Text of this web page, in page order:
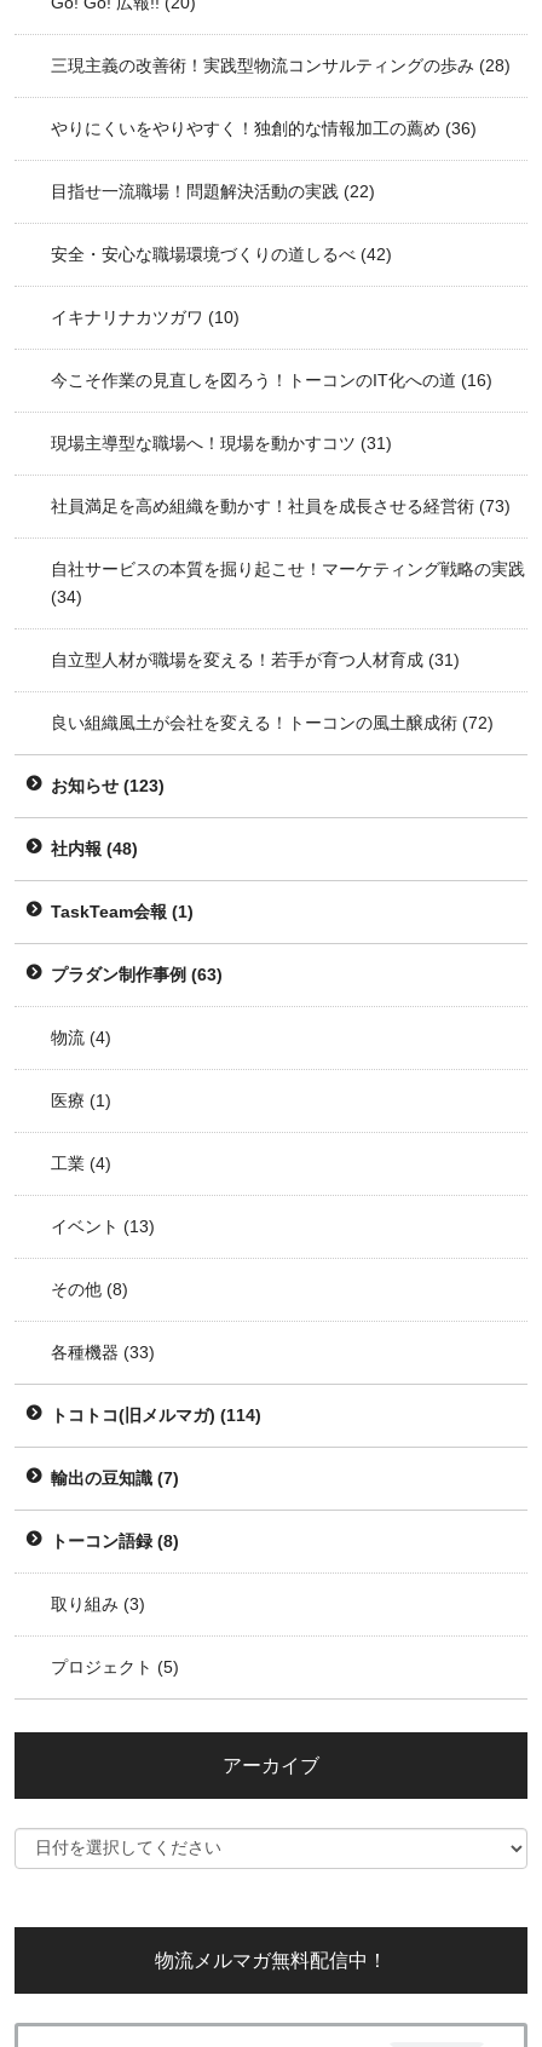
三現主義の改善術！実践型物流コンサルティングの歩み (28)
やりにくいをやりやすく！独創的な情報加工の薦め (36)
目指せ一流職場！問題解決活動の実践 (22)
安全・安心な職場環境づくりの道しるべ (42)
イキナリナカツガワ (10)
今こそ作業の見直しを図ろう！トーコンのIT化への道 (16)
現場主導型な職場へ！現場を動かすコツ (31)
社員満足を高め組織を動かす！社員を成長させる経営術 (73)
自社サービスの本質を掘り起こせ！マーケティング戦略の実践
(34)
自立型人材が職場を変える！若手が育つ人材育成 (31)
良い組織風土が会社を変える！トーコンの風土醸成術 (72)
お知らせ (123)
社内報 (48)
TaskTeam会報 (1)
プラダン制作事例 (63)
物流 (4)
医療 (1)
工業 (4)
イベント (13)
その他 (8)
各種機器 (33)
トコトコ(旧メルマガ) (114)
輸出の豆知識 (7)
トーコン語録 (8)
取り組み (3)
プロジェクト (5)
アーカイブ
物流メルマガ無料配信中！